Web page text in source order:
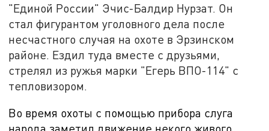
"Единой России" Эчис-Балдир Нурзат. Он
стал фигурантом уголовного дела после
несчастного случая на охоте в Эрзинском
районе. Ездил туда вместе с друзьями,
стрелял из ружья марки "Егерь ВПО-114" с
тепловизором.
Во время охоты с помощью прибора слуга